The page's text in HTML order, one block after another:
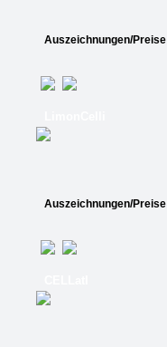
Auszeichnungen/Preise
Auszeichnungen/Preise